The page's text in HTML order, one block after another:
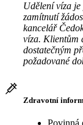
Udělení víza
zamítnutí
kancelář
víza. Klientům
dostatečným
požadované
Zdravotní
Povinná